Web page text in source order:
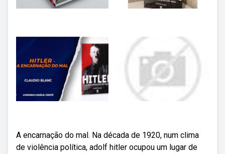
A encarnação do mal. Na década de 1920, num clima
de violência política, adolf hitler ocupou um lugar de